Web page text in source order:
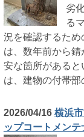
劣
る
況を確認するため
は、数年前から
安な箇所がある
は、建物の付帯
2026/04/16 横浜
ップコートメン